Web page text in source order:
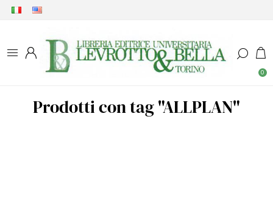
0
Prodotti con tag "ALLPLAN"